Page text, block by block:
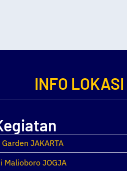
INFO
JAKARTA
Malioboro JOGJA